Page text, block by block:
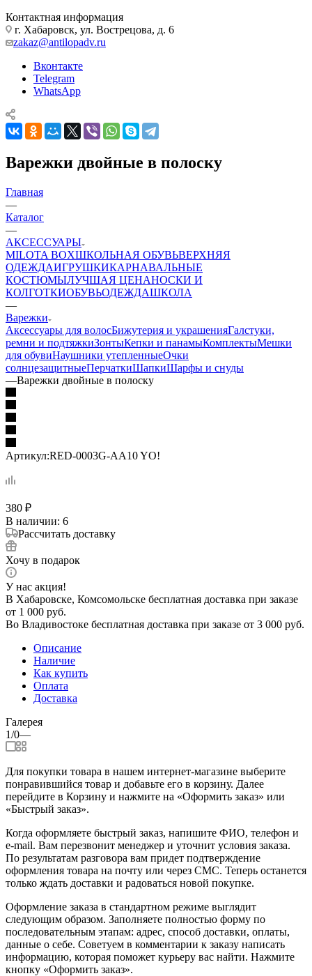
Контактная информация
г. Хабаровск, ул. Вострецова, д. 6
zakaz@antilopadv.ru
Вконтакте
Telegram
WhatsApp
Варежки двойные в полоску
Главная
—
Каталог
—
АКСЕССУАРЫ
MILOTA BOXШКОЛЬНАЯ ОБУВЬВЕРХНЯЯ
ОДЕЖДАИГРУШКИКАРНАВАЛЬНЫЕ
КОСТЮМЫЛУЧШАЯ ЦЕНАНОСКИ И
КОЛГОТКИОБУВЬОДЕЖДАШКОЛА
—
Варежки
Аксессуары для волосБижутерия и украшенияГалстуки,
ремни и подтяжкиЗонтыКепки и панамыКомплектыМешки
для обувиНаушники утепленныеОчки
солнцезащитныеПерчаткиШапкиШарфы и снуды
—Варежки двойные в полоску
Артикул:RED-0003G-AA10 YO!
380 ₽
В наличии: 6
Рассчитать доставку
Хочу в подарок
У нас акция!
В Хабаровске, Комсомольске бесплатная доставка при заказе
от 1 000 руб.
Во Владивостоке бесплатная доставка при заказе от 3 000 руб.
Описание
Наличие
Как купить
Оплата
Доставка
Галерея
1/0—
Для покупки товара в нашем интернет-магазине выберите
понравившийся товар и добавьте его в корзину. Далее
перейдите в Корзину и нажмите на «Оформить заказ» или
«Быстрый заказ».
Когда оформляете быстрый заказ, напишите ФИО, телефон и
e-mail. Вам перезвонит менеджер и уточнит условия заказа.
По результатам разговора вам придет подтверждение
оформления товара на почту или через СМС. Теперь останется
только ждать доставки и радоваться новой покупке.
Оформление заказа в стандартном режиме выглядит
следующим образом. Заполняете полностью форму по
последовательным этапам: адрес, способ доставки, оплаты,
данные о себе. Советуем в комментарии к заказу написать
информацию, которая поможет курьеру вас найти. Нажмите
кнопку «Оформить заказ».